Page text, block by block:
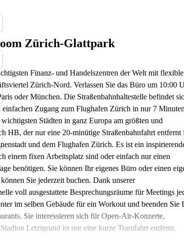
Zürich-Glattpark
Finanz- und Handelszentren der Welt mit
Zürich-Nord. Verlassen Sie das Büro um 10:00
oder München. Die Straßenbahnhaltestelle befindet
Zugang zum Flughafen Zürich in nur 7
Städten in ganz Europa am größten und
HB, der nur eine 20-minütige Straßenbahnfahrt entfernt
und dem Flughafen Zürich. Es ist ein
einem fixen Arbeitsplatz sind oder einfach nur einen
benötigen. Sie können Ihr eigenes Büro oder einen
Sie jederzeit buchen. Dank unserer
voll ausgestattete Besprechungsräume für Meetings
im selben Gebäude für ein Workout und beenden Sie
Sie interessieren sich für Open-Air-Konzerte,
Letzigrund ist nur eine kurze Tramfahrt entfernt.